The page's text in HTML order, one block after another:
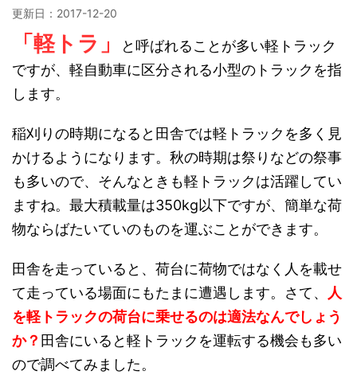
更新日： 2017-12-20
「軽トラ」
と呼ばれることが多い軽トラック
ですが、軽自動車に区分される小型のトラックを指
します。
稲刈りの時期になると田舎では軽トラックを多く見
かけるようになります。秋の時期は祭りなどの祭事
も多いので、そんなときも軽トラックは活躍してい
ますね。最大積載量は350kg以下ですが、簡単な荷
物ならばたいていのものを運ぶことができます。
田舎を走っていると、荷台に荷物ではなく人を載せ
て走っている場面にもたまに遭遇します。さて、
人
を軽トラックの荷台に乗せるのは適法なんでしょう
か？ 田舎にいると軽トラックを運転する機会も多い
ので調べてみました。